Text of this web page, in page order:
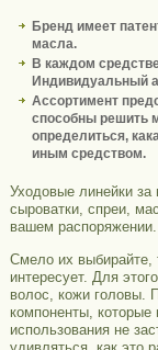
Бренд имеет
масла.
В каждом
Индивидуальный
Ассортимент
способны решить
определиться,
иным средством.
Уходовые линейки
сыроватки, спреи,
вашем распоряжении.
Смело их выбирайте,
интересует. Для
волос, кожи головы.
компоненты, которые
использования не